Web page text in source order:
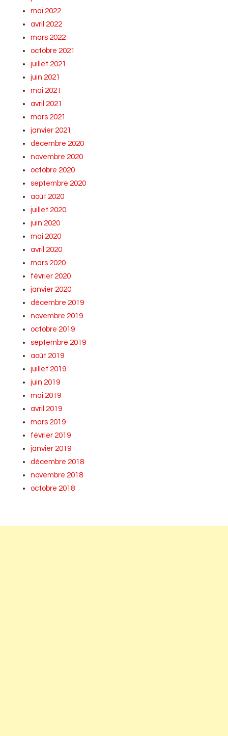
mai 2022
avril 2022
mars 2022
octobre 2021
juillet 2021
juin 2021
mai 2021
avril 2021
mars 2021
janvier 2021
décembre 2020
novembre 2020
octobre 2020
septembre 2020
août 2020
juillet 2020
juin 2020
mai 2020
avril 2020
mars 2020
février 2020
janvier 2020
décembre 2019
novembre 2019
octobre 2019
septembre 2019
août 2019
juillet 2019
juin 2019
mai 2019
avril 2019
mars 2019
février 2019
janvier 2019
décembre 2018
novembre 2018
octobre 2018